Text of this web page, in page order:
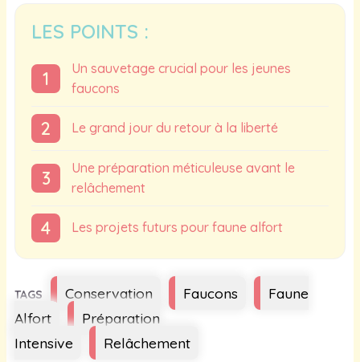
LES POINTS :
Un sauvetage crucial pour les jeunes
faucons
Le grand jour du retour à la liberté
Une préparation méticuleuse avant le
relâchement
Les projets futurs pour faune alfort
Étiquettes
Conservation Faucons
Faune
Alfort
Préparation
Intensive
Relâchement